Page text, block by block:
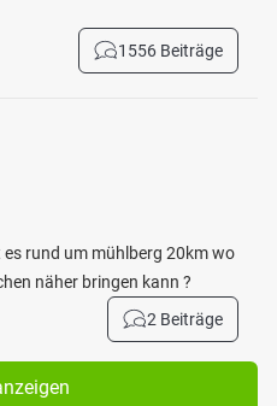
1556 Beiträge
rund um mühlberg 20km wo
näher bringen kann ?
2 Beiträge